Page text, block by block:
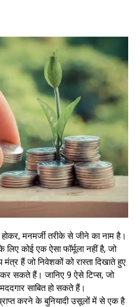
मनमर्जी तरीके से जीने का नाम है।
कोई एक ऐसा फॉर्मूला नहीं है, जो
हैं जो निवेशकों को रास्ता दिखाते हुए
कर सकते हैं। जानिए 9 ऐसे टिप्स, जो
साबित हो सकते हैं।
प्राप्त करने के बुनियादी उसूलों में से एक है